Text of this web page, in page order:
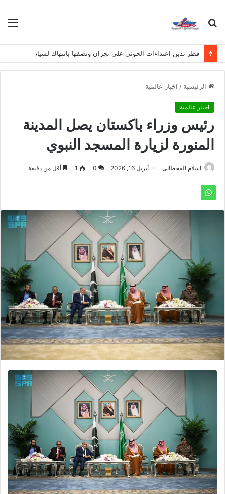
بحث
الرئيسية / اخبار عالمية
اخبار عالمية
رئيس وزراء باكستان يصل المدينة
المنورة لزيارة المسجد النبوي
اسلام القحطانى أبريل 16, 2026 0
1 أقل من دقيقة